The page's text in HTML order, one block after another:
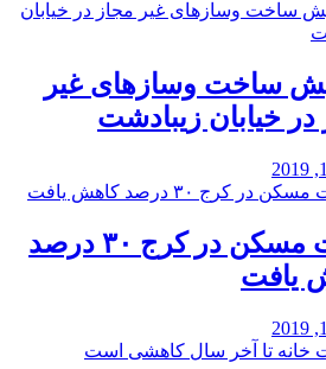
ساخت وسازهای غیر
در خیابان زیبادشت
️قیمت مسکن در کرج ۳۰ درصد
یافت